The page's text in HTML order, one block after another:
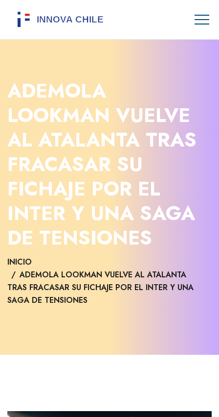
ADEMOLA
LOOKMAN VUELVE
AL ATALANTA TRAS
FRACASAR SU
FICHAJE POR EL
INTER Y UNA SAGA
DE TENSIONES
INICIO
ADEMOLA LOOKMAN VUELVE AL ATALANTA
TRAS FRACASAR SU FICHAJE POR EL INTER Y UNA
SAGA DE TENSIONES